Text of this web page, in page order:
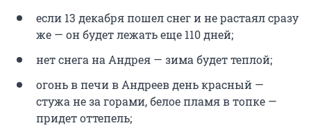
если 13 декабря пошел снег и не растаял сразу
же — он будет лежать еще 110 дней;
нет снега на Андрея — зима будет теплой;
огонь в печи в Андреев день красный —
стужа не за горами, белое пламя в топке —
придет оттепель;